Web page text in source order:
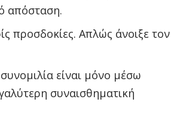
απόσταση.
προσδοκίες. Απλώς άνοιξε τον
είναι μόνο μέσω
συναισθηματική